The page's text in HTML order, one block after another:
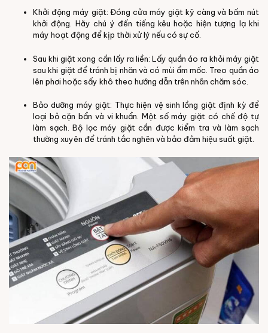
Khởi động máy giặt: Đóng cửa máy giặt kỹ càng và bấm nút
khởi động. Hãy chú ý đến tiếng kêu hoặc hiện tượng lạ khi
máy hoạt động để kịp thời xử lý nếu có sự cố.
Sau khi giặt xong cần lấy ra liền: Lấy quần áo ra khỏi máy giặt
sau khi giặt để tránh bị nhăn và có mùi ẩm mốc. Treo quần áo
lên phơi hoặc sấy khô theo hướng dẫn trên nhãn chăm sóc.
Bảo dưỡng máy giặt: Thực hiện vệ sinh lồng giặt định kỳ để
loại bỏ cặn bẩn và vi khuẩn. Một số máy giặt có chế độ tự
làm sạch. Bộ lọc máy giặt cần được kiểm tra và làm sạch
thường xuyên để tránh tắc nghẽn và bảo đảm hiệu suất giặt.